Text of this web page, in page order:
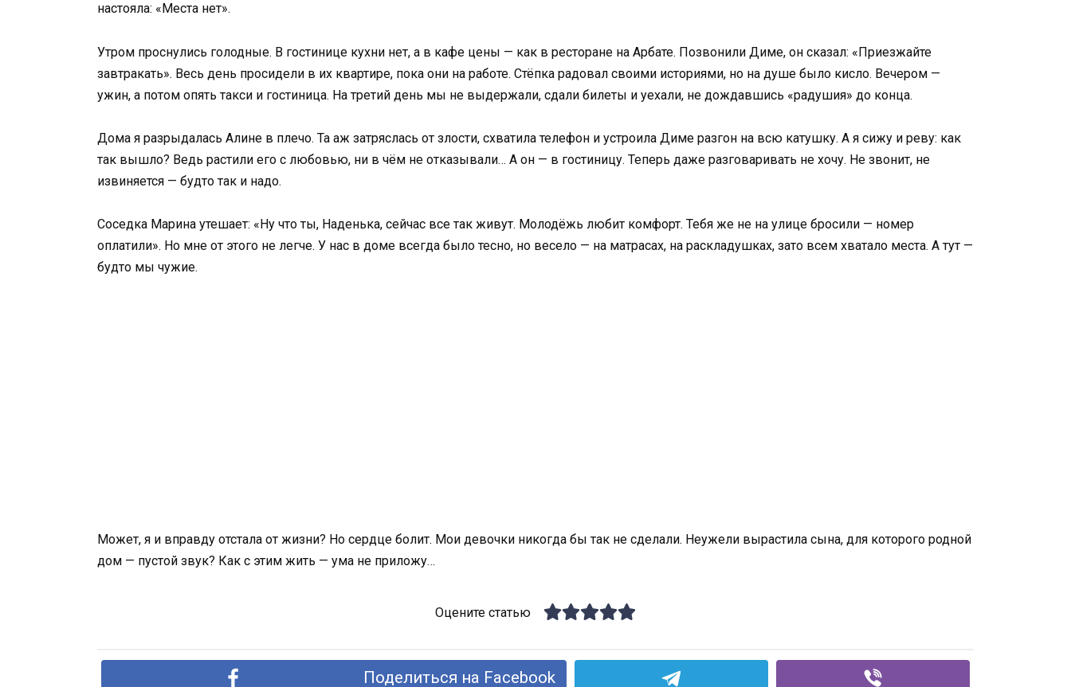
настояла: «Места нет».
Утром проснулись голодные. В гостинице кухни нет, а в кафе цены — как в ресторане на Арбате. Позвонили Диме, он сказал: «Приезжайте
завтракать». Весь день просидели в их квартире, пока они на работе. Стёпка радовал своими историями, но на душе было кисло. Вечером —
ужин, а потом опять такси и гостиница. На третий день мы не выдержали, сдали билеты и уехали, не дождавшись «радушия» до конца.
Дома я разрыдалась Алине в плечо. Та аж затряслась от злости, схватила телефон и устроила Диме разгон на всю катушку. А я сижу и реву: как
так вышло? Ведь растили его с любовью, ни в чём не отказывали… А он — в гостиницу. Теперь даже разговаривать не хочу. Не звонит, не
извиняется — будто так и надо.
Соседка Марина утешает: «Ну что ты, Наденька, сейчас все так живут. Молодёжь любит комфорт. Тебя же не на улице бросили — номер
оплатили». Но мне от этого не легче. У нас в доме всегда было тесно, но весело — на матрасах, на раскладушках, зато всем хватало места. А тут —
будто мы чужие.
Может, я и вправду отстала от жизни? Но сердце болит. Мои девочки никогда бы так не сделали. Неужели вырастила сына, для которого родной
дом — пустой звук? Как с этим жить — ума не приложу…
Оцените статью
Поделиться на Facebook